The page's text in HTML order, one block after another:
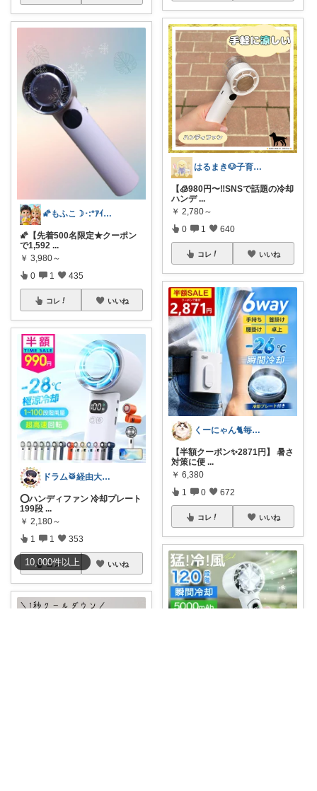
10,000件以上
🌠もふこ☽･:*ｱｲｺﾝ変更しました♪
🌠【先着500名限定★クーポン
で1,592 ...
￥ 3,980～
0 1 435
コレ いいね
ドラム🥁経由大感謝🉐
⭕️ハンディファン 冷却プレート
199段 ...
￥ 2,180～
1 1 353
コレ いいね
はるまき🐶子育て中
【🧊980円〜‼️SNSで話題の冷却
ハンデ ...
￥ 2,780～
0 1 640
コレ いいね
くーにゃん🐈️毎日感謝😊🙏
【半額クーポン✨2871円】 暑さ
対策に便 ...
￥ 6,380
1 0 672
コレ いいね